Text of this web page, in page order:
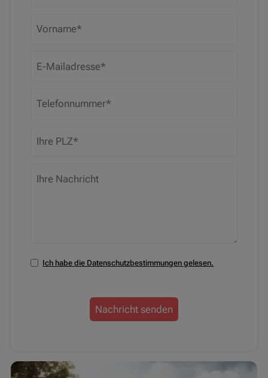
Datenschutzbestimmungen zustimmen
Ich habe die Datenschutzbestimmungen gelesen.
Nachricht senden